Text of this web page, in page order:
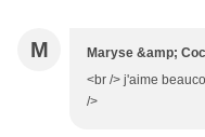
M Maryse &amp;
<br /> j'aime
/>